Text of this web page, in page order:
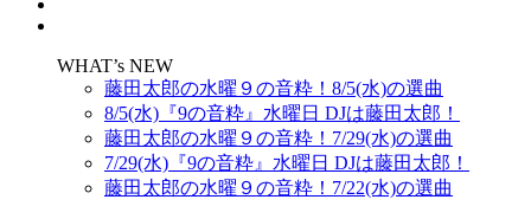
WHAT’s NEW
藤田太郎の水曜９の音粋！8/5(水)の選曲
8/5(水)『9の音粋』水曜日 DJは藤田太郎！
藤田太郎の水曜９の音粋！7/29(水)の選曲
7/29(水)『9の音粋』水曜日 DJは藤田太郎！
藤田太郎の水曜９の音粋！7/22(水)の選曲